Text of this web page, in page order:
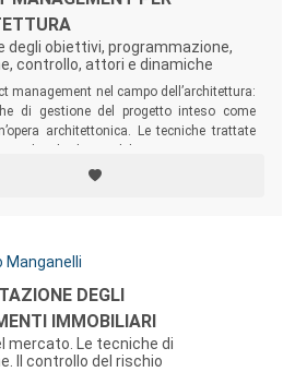
degli obiettivi, programmazione,
controllo, attori e dinamiche
management nel campo dell’architettura:
di gestione del progetto inteso come
architettonica. Le tecniche trattate
il successo di un intervento: i costi, i
Manganelli
DEGLI
IMMOBILIARI
mercato. Le tecniche di
Il controllo del rischio